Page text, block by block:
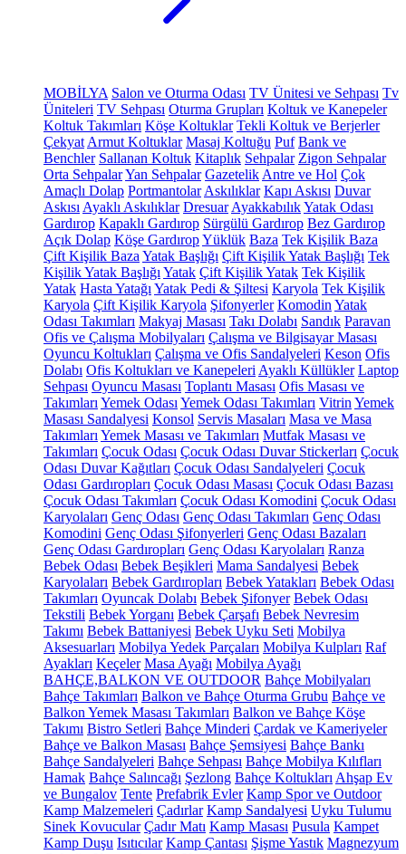
MOBİLYA Salon ve Oturma Odası TV Ünitesi ve Sehpası Tv
Üniteleri TV Sehpası Oturma Grupları Koltuk ve Kanepeler
Koltuk Takımları Köşe Koltuklar Tekli Koltuk ve Berjerler
Çekyat Armut Koltuklar Masaj Koltuğu Puf Bank ve
Benchler Sallanan Koltuk Kitaplık Sehpalar Zigon Sehpalar
Orta SehpalarYan Sehpalar Gazetelik Antre ve Hol Çok
Amaçlı Dolap Portmantolar Askılıklar Kapı Askısı Duvar
Askısı Ayaklı Askılıklar Dresuar AyakkabılıkYatak Odası
Gardırop Kapaklı Gardırop Sürgülü Gardırop Bez Gardırop
Açık Dolap Köşe GardıropYüklük Baza Tek Kişilik Baza
Çift Kişilik Baza Yatak Başlığı Çift Kişilik Yatak Başlığı Tek
Kişilik Yatak Başlığı Yatak Çift Kişilik Yatak Tek Kişilik
Yatak Hasta Yatağı Yatak Pedi & Şiltesi Karyola Tek Kişilik
Karyola Çift Kişilik Karyola Şifonyerler Komodin Yatak
Odası Takımları Makyaj Masası Takı Dolabı Sandık Paravan
Ofis ve Çalışma Mobilyaları Çalışma ve Bilgisayar Masası
Oyuncu Koltukları Çalışma ve Ofis Sandalyeleri Keson Ofis
Dolabı Ofis Koltukları ve Kanepeleri Ayaklı Küllükler Laptop
Sehpası Oyuncu Masası Toplantı Masası Ofis Masası ve
Takımları Yemek Odası Yemek Odası Takımları Vitrin Yemek
Masası Sandalyesi Konsol Servis Masaları Masa ve Masa
Takımları Yemek Masası ve Takımları Mutfak Masası ve
Takımları Çocuk Odası Çocuk Odası Duvar Stickerları Çocuk
Odası Duvar Kağıtları Çocuk Odası Sandalyeleri Çocuk
Odası Gardıropları Çocuk Odası Masası Çocuk Odası Bazası
Çocuk Odası Takımları Çocuk Odası Komodini Çocuk Odası
Karyolaları Genç Odası Genç Odası Takımları Genç Odası
Komodini Genç Odası Şifonyerleri Genç Odası Bazaları
Genç Odası Gardıropları Genç Odası Karyolaları Ranza
Bebek Odası Bebek Beşikleri Mama Sandalyesi Bebek
Karyolaları Bebek Gardıropları Bebek Yatakları Bebek Odası
Takımları Oyuncak Dolabı Bebek Şifonyer Bebek Odası
Tekstili Bebek Yorganı Bebek Çarşafı Bebek Nevresim
Takımı Bebek Battaniyesi Bebek Uyku Seti Mobilya
Aksesuarları Mobilya Yedek Parçaları Mobilya Kulpları Raf
Ayakları Keçeler Masa Ayağı Mobilya Ayağı
BAHÇE,BALKON VE OUTDOOR Bahçe Mobilyaları
Bahçe Takımları Balkon ve Bahçe Oturma Grubu Bahçe ve
Balkon Yemek Masası Takımları Balkon ve Bahçe Köşe
Takımı Bistro Setleri Bahçe Minderi Çardak ve Kameriyeler
Bahçe ve Balkon Masası Bahçe Şemsiyesi Bahçe Bankı
Bahçe Sandalyeleri Bahçe Sehpası Bahçe Mobilya Kılıfları
Hamak Bahçe Salıncağı Şezlong Bahçe Koltukları Ahşap Ev
ve Bungalov Tente Prefabrik Evler Kamp Spor ve Outdoor
Kamp Malzemeleri Çadırlar Kamp Sandalyesi Uyku Tulumu
Sinek Kovucular Çadır Matı Kamp Masası Pusula Kampet
Kamp Duşu Isıtıcılar Kamp Çantası Şişme Yastık Magnezyum